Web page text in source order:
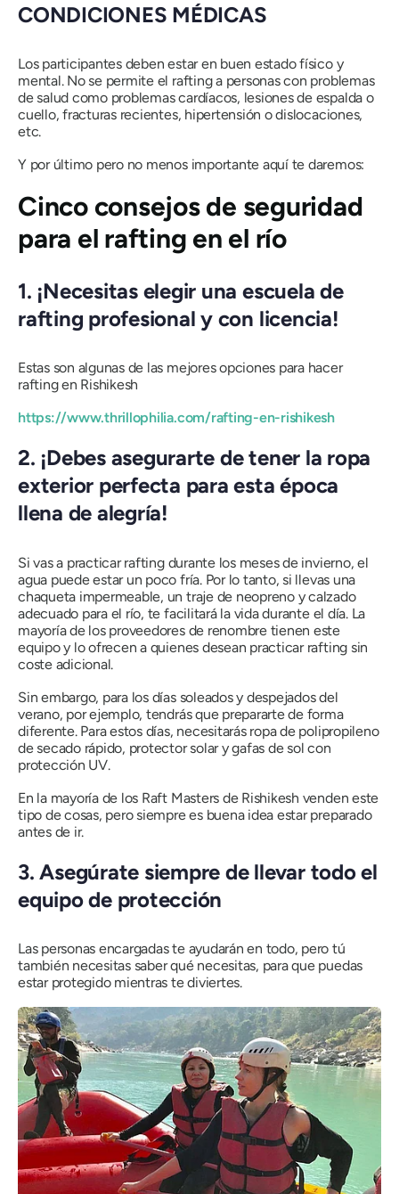
CONDICIONES MÉDICAS
Los participantes deben estar en buen estado físico y
mental. No se permite el rafting a personas con problemas
de salud como problemas cardíacos, lesiones de espalda o
cuello, fracturas recientes, hipertensión o dislocaciones,
etc.
Y por último pero no menos importante aquí te daremos:
Cinco consejos de seguridad
para el rafting en el río
1. ¡Necesitas elegir una escuela de
rafting profesional y con licencia!
Estas son algunas de las mejores opciones para hacer
rafting en Rishikesh
https://www.thrillophilia.com/rafting-en-rishikesh
2. ¡Debes asegurarte de tener la ropa
exterior perfecta para esta época
llena de alegría!
Si vas a practicar rafting durante los meses de invierno, el
agua puede estar un poco fría. Por lo tanto, si llevas una
chaqueta impermeable, un traje de neopreno y calzado
adecuado para el río, te facilitará la vida durante el día. La
mayoría de los proveedores de renombre tienen este
equipo y lo ofrecen a quienes desean practicar rafting sin
coste adicional.
Sin embargo, para los días soleados y despejados del
verano, por ejemplo, tendrás que prepararte de forma
diferente. Para estos días, necesitarás ropa de polipropileno
de secado rápido, protector solar y gafas de sol con
protección UV.
En la mayoría de los Raft Masters de Rishikesh venden este
tipo de cosas, pero siempre es buena idea estar preparado
antes de ir.
3. Asegúrate siempre de llevar todo el
equipo de protección
Las personas encargadas te ayudarán en todo, pero tú
también necesitas saber qué necesitas, para que puedas
estar protegido mientras te diviertes.